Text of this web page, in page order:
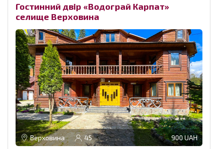
Гостинний двір «Водограй Карпат»
селище Верховина
Верховина 45 900 UAH